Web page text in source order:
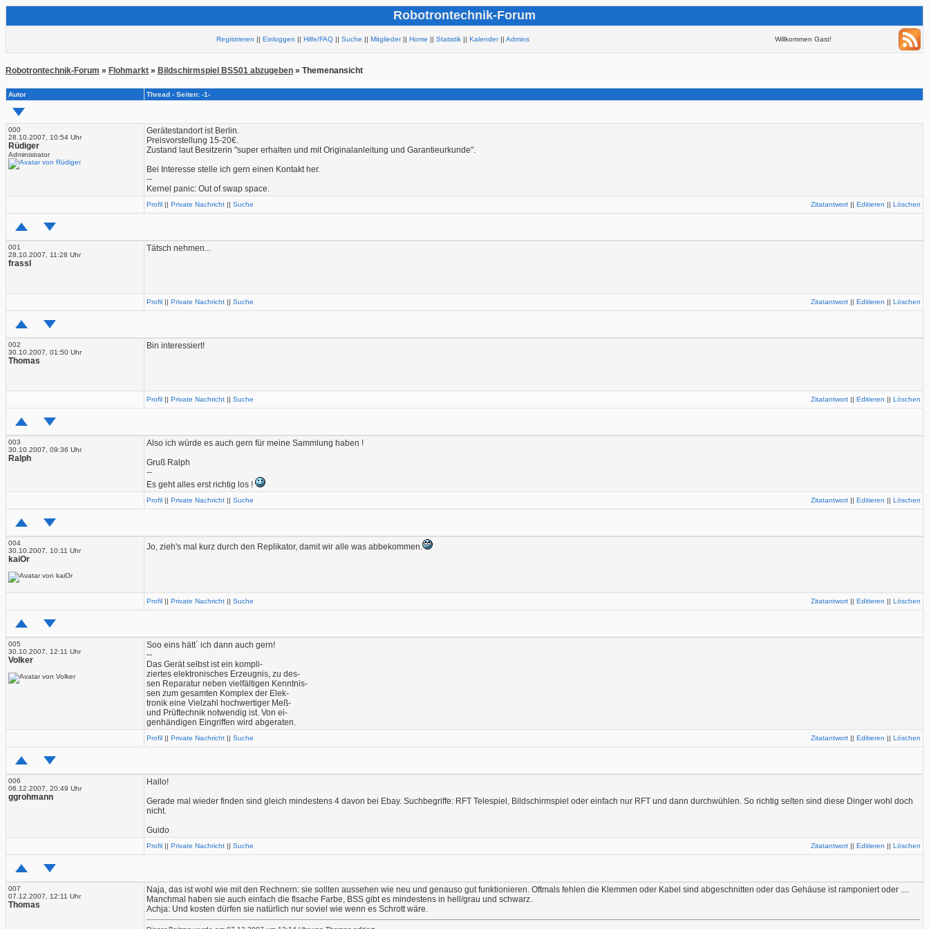
Robotrontechnik-Forum
Registrieren || Einloggen || Hilfe/FAQ|| Suche || Mitglieder|| Home || Statistik|| Kalender|| Admins Willkommen Gast!
Robotrontechnik-Forum » Flohmarkt » Bildschirmspiel BSS01 abzugeben » Themenansicht
Autor Thread - Seiten: -1-
000
28.10.2007, 10:54 Uhr
Rüdiger
Administrator
Gerätestandort ist Berlin.
Preisvorstellung 15-20€.
Zustand laut Besitzerin "super erhalten und mit Originalanleitung und Garantieurkunde".
Bei Interesse stelle ich gern einen Kontakt her.
--
Kernel panic: Out of swap space.
Profil || Private Nachricht || Suche Zitatantwort || Editieren || Löschen
001
28.10.2007, 11:28 Uhr
frassl
Tätsch nehmen...
Profil || Private Nachricht || Suche Zitatantwort || Editieren || Löschen
002
30.10.2007, 01:50 Uhr
Thomas
Bin interessiert!
Profil || Private Nachricht || Suche Zitatantwort || Editieren || Löschen
003
30.10.2007, 09:36 Uhr
Ralph
Also ich würde es auch gern für meine Sammlung haben !
Gruß Ralph
--
Es geht alles erst richtig los !
Profil || Private Nachricht || Suche Zitatantwort || Editieren || Löschen
004
30.10.2007, 10:11 Uhr
kaiOr
Jo, zieh's mal kurz durch den Replikator, damit wir alle was abbekommen.
Profil || Private Nachricht || Suche Zitatantwort || Editieren || Löschen
005
30.10.2007, 12:11 Uhr
Volker
Soo eins hätt´ ich dann auch gern!
--
Das Gerät selbst ist ein kompli-
ziertes elektronisches Erzeugnis, zu des-
sen Reparatur neben vielfältigen Kenntnis-
sen zum gesamten Komplex der Elek-
tronik eine Vielzahl hochwertiger Meß-
und Prüftechnik notwendig ist. Von ei-
genhändigen Eingriffen wird abgeraten.
Profil || Private Nachricht || Suche Zitatantwort || Editieren || Löschen
006
06.12.2007, 20:49 Uhr
ggrohmann
Hallo!
Gerade mal wieder finden sind gleich mindestens 4 davon bei Ebay. Suchbegriffe: RFT Telespiel, Bildschirmspiel oder einfach nur RFT und dann durchwühlen. So richtig selten sind diese Dinger wohl doch
nicht.
Guido
Profil || Private Nachricht || Suche Zitatantwort || Editieren || Löschen
007
07.12.2007, 12:11 Uhr
Thomas
Naja, das ist wohl wie mit den Rechnern: sie sollten aussehen wie neu und genauso gut funktionieren. Oftmals fehlen die Klemmen oder Kabel sind abgeschnitten oder das Gehäuse ist ramponiert oder ....
Manchmal haben sie auch einfach die flsache Farbe, BSS gibt es mindestens in hell/grau und schwarz.
Achja: Und kosten dürfen sie natürlich nur soviel wie wenn es Schrott wäre.